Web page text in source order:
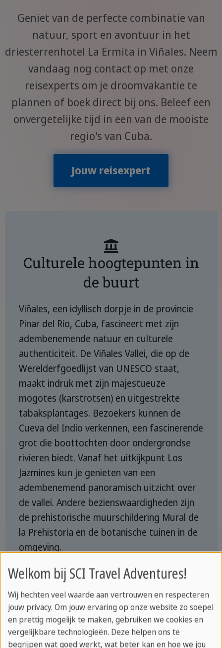
Geniet van de perfecte combinatie van
natuur, sport en avontuur in het
driesterrenhotel La Ermita in Viñales. Neem
vandaag nog contact op met onze
reisexperts om je droomvakantie te
plannen of boek direct bij ons. Beleef een
onvergetelijke tijd in een van de mooiste
regio's van Cuba.
Jouw reisexpert
Culturele hoogtepunten in
de buurt
Viñales, een idyllisch dorpje in de provincie
Pinar del Río, Cuba, fascineert met zijn
adembenemende natuur en culturele
authenticiteit. De Viñales Vallei, die op de
Werelderfgoedlijst van UNESCO staat,
maakt indruk met zijn majestueuze
mogotes (karstrotsen) en uitgestrekte
tabaksplantages. Bezoekers kunnen de
Cueva del Indio verkennen, een fascinerende
grot die boottochten door ondergrondse
rivieren biedt. Vanaf het uitkijkpunt Los
Jazmines kun je genieten van een
adembenemend panoramisch uitzicht over
de vallei. Andere bezienswaardigheden zijn
de prehistorische muurschildering Mural de
la Prehistoria en de botanische tuinen in de
omgeving.
Bezienswaardigheden in
Viñales
Welkom bij SCI Travel Adventures!
Wij hechten veel waarde aan vertrouwen en respecteren
jouw privacy. Om jouw ervaring op onze website zo soepel
en prettig mogelijk te maken, gebruiken we cookies en
vergelijkbare technologieën. Deze helpen ons te
begrijpen wat goed werkt, wat beter kan en hoe we jou